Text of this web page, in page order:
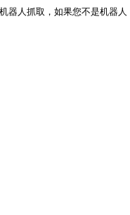
取，如果您不是机器人，